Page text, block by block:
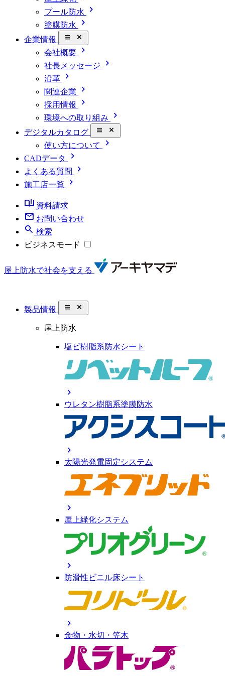
プール防水 chevron_right
塗膜防水 chevron_right
企業情報 close_small
会社概要 chevron_right
社長メッセージ chevron_right
沿革 chevron_right
関連企業 chevron_right
採用情報 chevron_right
環境への取り組み chevron_right
デジタルカタログ close_small
使い方について chevron_right
CADデータ chevron_right
よくある質問 chevron_right
施工店一覧
chevron_right
book_ribbon 資料請求
mail お問い合わせ
search 検索
ビジネスモード
屋上防水で社会を支える
製品情報 close_small
屋上防水
塩ビ樹脂系防水シート
chevron_right
ウレタン樹脂系塗膜防水
chevron_right
太陽光発電固定システム
chevron_right
屋上緑化システム
chevron_right
防滑性ビニル床シート
chevron_right
金物・水切・笠木